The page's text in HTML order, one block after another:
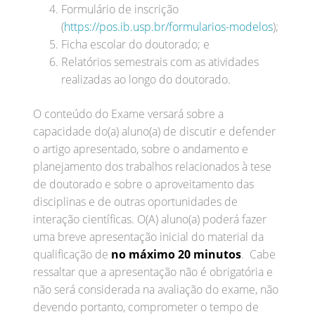
Formulário de inscrição
(https://pos.ib.usp.br/formularios-modelos);
Ficha escolar do doutorado; e
Relatórios semestrais com as atividades
realizadas ao longo do doutorado.
O conteúdo do Exame versará sobre a
capacidade do(a) aluno(a) de discutir e defender
o artigo apresentado, sobre o andamento e
planejamento dos trabalhos relacionados à tese
de doutorado e sobre o aproveitamento das
disciplinas e de outras oportunidades de
interação científicas. O(A) aluno(a) poderá fazer
uma breve apresentação inicial do material da
qualificação de no máximo 20 minutos. Cabe
ressaltar que a apresentação não é obrigatória e
não será considerada na avaliação do exame, não
devendo portanto, comprometer o tempo de